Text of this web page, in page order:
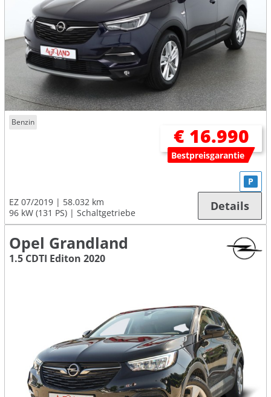
Benzin
€ 16.990
Bestpreisgarantie
EZ 07/2019
58.032 km
96 kW (131 PS)
Schaltgetriebe
P
Details
Opel Grandland
1.5 CDTI Editon 2020